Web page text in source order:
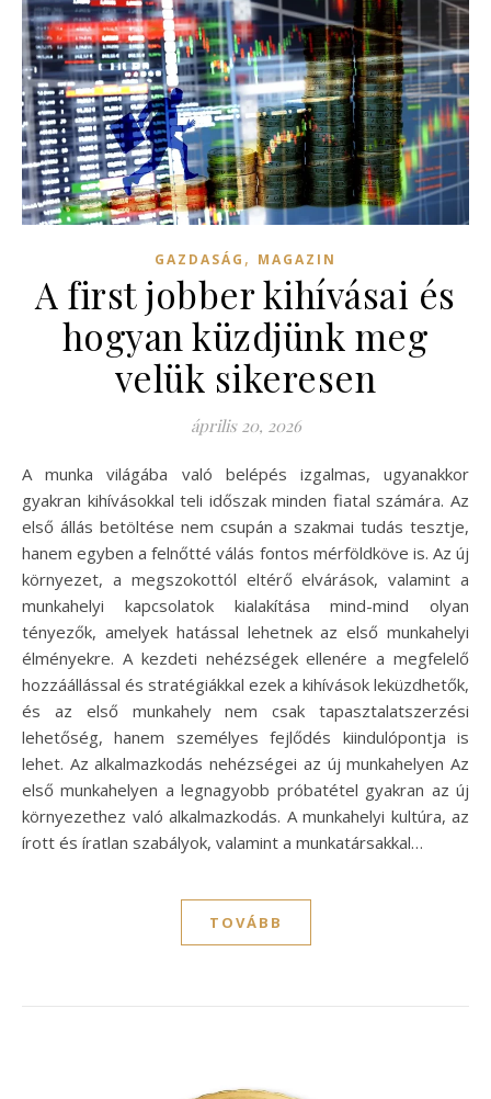
GAZDASÁG , MAGAZIN
A first jobber kihívásai és
hogyan küzdjünk meg
velük sikeresen
április 20, 2026
A munka világába való belépés izgalmas, ugyanakkor
gyakran kihívásokkal teli időszak minden fiatal számára. Az
első állás betöltése nem csupán a szakmai tudás tesztje,
hanem egyben a felnőtté válás fontos mérföldköve is. Az új
környezet, a megszokottól eltérő elvárások, valamint a
munkahelyi kapcsolatok kialakítása mind-mind olyan
tényezők, amelyek hatással lehetnek az első munkahelyi
élményekre. A kezdeti nehézségek ellenére a megfelelő
hozzáállással és stratégiákkal ezek a kihívások leküzdhetők,
és az első munkahely nem csak tapasztalatszerzési
lehetőség, hanem személyes fejlődés kiindulópontja is
lehet. Az alkalmazkodás nehézségei az új munkahelyen Az
első munkahelyen a legnagyobb próbatétel gyakran az új
környezethez való alkalmazkodás. A munkahelyi kultúra, az
írott és íratlan szabályok, valamint a munkatársakkal…
TOVÁBB